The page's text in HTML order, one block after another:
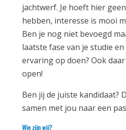
jachtwerf. Je hoeft hier
hebben, interesse is mooi
Ben je nog niet bevoegd
laatste fase van je studie
ervaring op doen? Ook
open!
Ben jij de juiste kandidaat?
samen met jou naar een
Wie zijn wij?